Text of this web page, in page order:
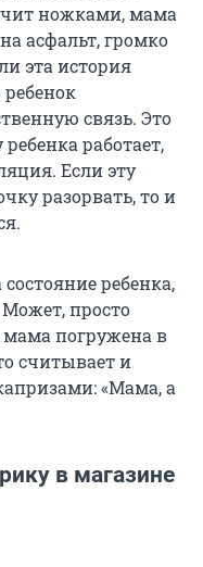
ножками, мама
асфальт, громко
эта история
ребенок
связь. Это
работает,
Если эту
разорвать, то и
ребенка,
просто
погружена в
считывает и
«Мама, а
в магазине